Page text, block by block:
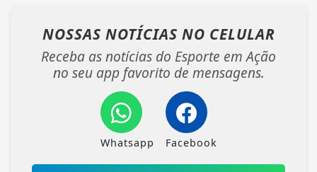
NOSSAS NOTÍCIAS NO CELULAR
Receba as notícias do Esporte em Ação
no seu app favorito de mensagens.
Whatsapp Facebook